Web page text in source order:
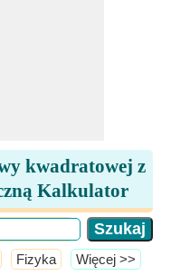
kwadratowej z
Kalkulator
Fizyka ​Więcej >>